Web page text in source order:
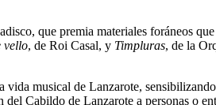
que premia materiales foráneos que
vello, de Roi Casal, y Timpluras, de la
musical de Lanzarote,
Cabildo de Lanzarote a personas o